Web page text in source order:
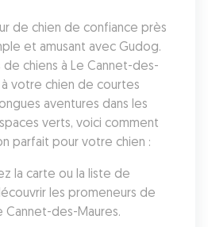
de chien de confiance près
et amusant avec Gudog.
chiens à Le Cannet-des-
votre chien de courtes
aventures dans les
verts, voici comment
parfait pour votre chien :
la carte ou la liste de
les promeneurs de
Cannet-des-Maures.